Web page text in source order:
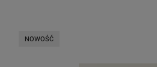
NOWOŚĆ